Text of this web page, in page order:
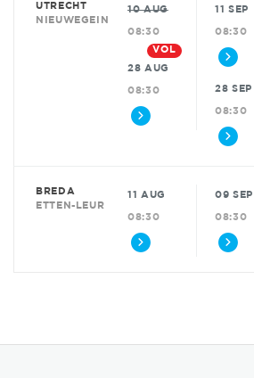
UTRECHT
NIEUWEGEIN
10 AUG
08:30
VOL
28 AUG
08:30
11 SEP
08:30
28 SEP
08:30
BREDA
ETTEN-LEUR
11 AUG
08:30
09 SEP
08:30